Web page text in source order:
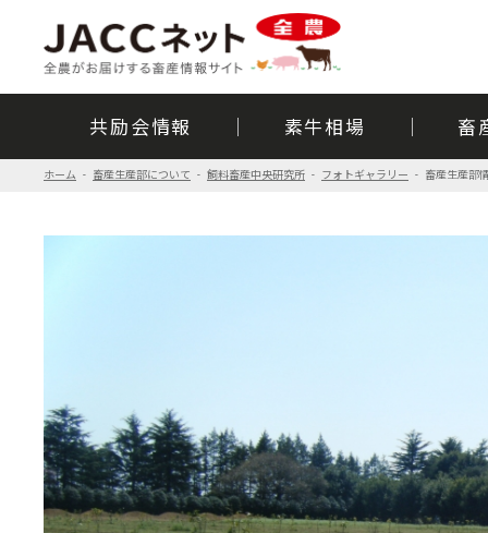
共励会情報 素牛相場 畜
ホーム 畜産生産部について 飼料畜産中央研究所 フォトギャラリー 畜産生産部